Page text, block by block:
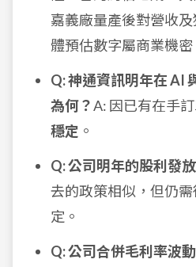
嘉義廠量產後對營收
體預估數字屬商業機密
Q: 神通資訊明年在 AI
為何？A: 因已有在手
穩定 。
Q: 公司明年的股利發
去的政策相似，但仍
定。
Q: 公司合併毛利率波